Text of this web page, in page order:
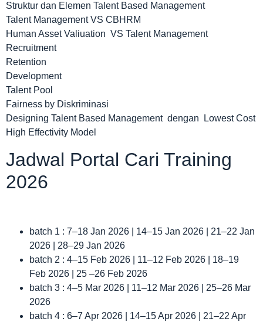
Struktur dan Elemen Talent Based Management
Talent Management VS CBHRM
Human Asset Valiuation VS Talent Management
Recruitment
Retention
Development
Talent Pool
Fairness by Diskriminasi
Designing Talent Based Management dengan Lowest Cost
High Effectivity Model
Jadwal Portal Cari Training
2026
batch 1 : 7–18 Jan 2026 | 14–15 Jan 2026 | 21–22 Jan
2026 | 28–29 Jan 2026
batch 2 : 4–15 Feb 2026 | 11–12 Feb 2026 | 18–19
Feb 2026 | 25 –26 Feb 2026
batch 3 : 4–5 Mar 2026 | 11–12 Mar 2026 | 25–26 Mar
2026
batch 4 : 6–7 Apr 2026 | 14–15 Apr 2026 | 21–22 Apr